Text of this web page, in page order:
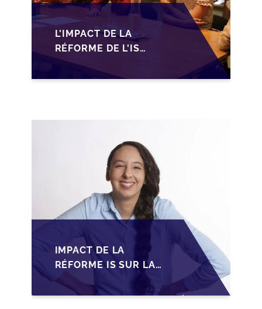
L'IMPACT DE LA
RÉFORME DE L'IS
MAROCAIN SUR LA
TRANSMISSION DES
IMPACT DE LA
RÉFORME IS SUR LA
TRANSMISSION DES
PME FAMILIALES AU